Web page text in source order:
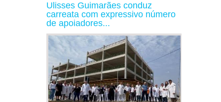
Ulisses Guimarães conduz
carreata com expressivo número
de apoiadores...